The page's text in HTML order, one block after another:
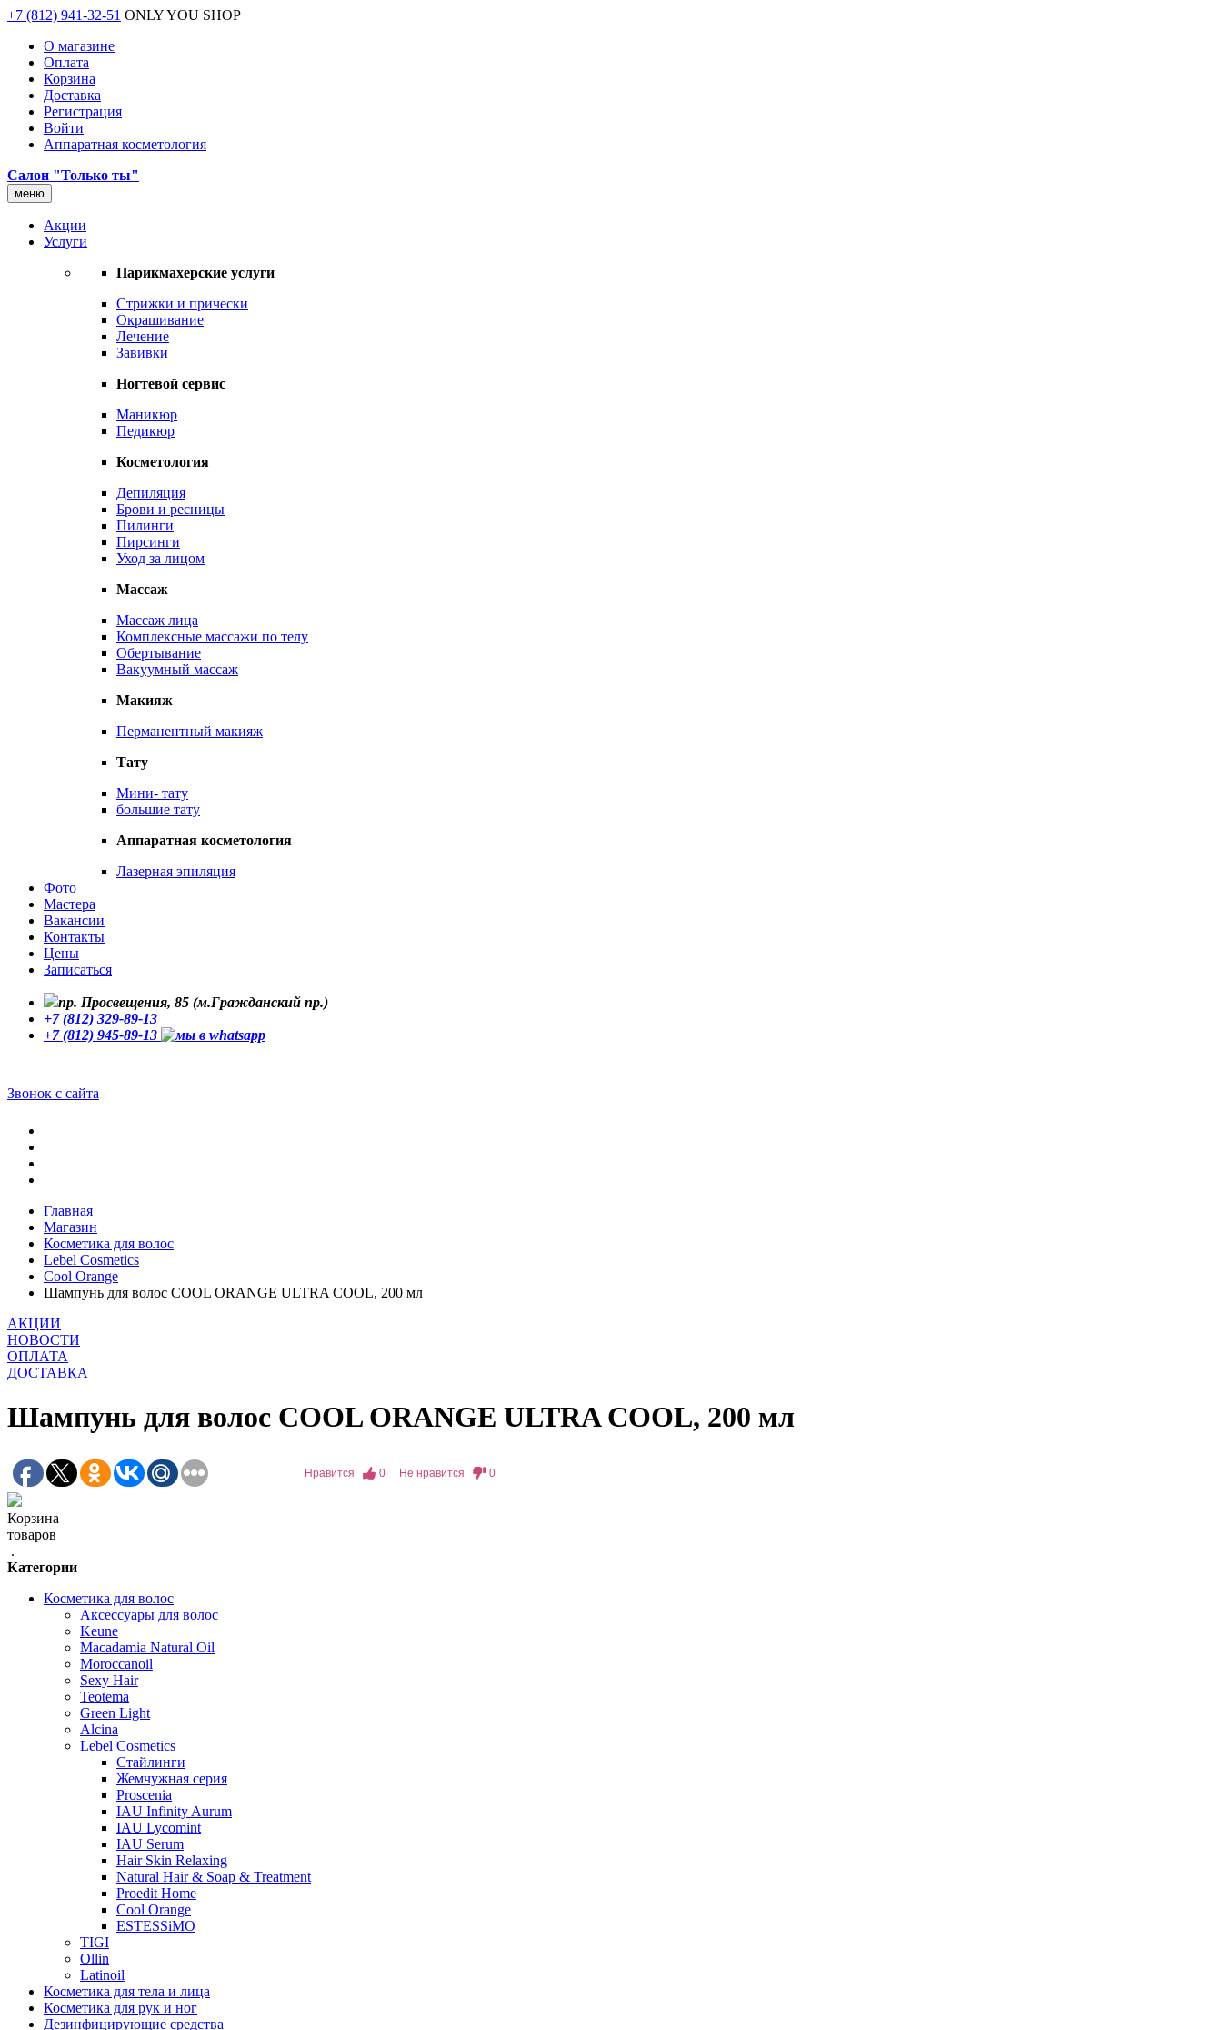
+7 (812) 941-32-51 ONLY YOU SHOP
О магазине
Оплата
Корзина
Доставка
Регистрация
Войти
Аппаратная косметология
Салон "Только ты"
меню
Акции
Услуги
Парикмахерские услуги
Стрижки и прически
Окрашивание
Лечение
Завивки
Ногтевой сервис
Маникюр
Педикюр
Косметология
Депиляция
Брови и ресницы
Пилинги
Пирсинги
Уход за лицом
Массаж
Массаж лица
Комплексные массажи по телу
Обертывание
Вакуумный массаж
Макияж
Перманентный макияж
Тату
Мини- тату
большие тату
Аппаратная косметология
Лазерная эпиляция
Фото
Мастера
Вакансии
Контакты
Цены
Записаться
пр. Просвещения, 85 (м.Гражданский пр.)
+7 (812) 329-89-13
+7 (812) 945-89-13
Звонок с сайта
Главная
Магазин
Косметика для волос
Lebel Cosmetics
Cool Orange
Шампунь для волос COOL ORANGE ULTRA COOL, 200 мл
АКЦИИ
НОВОСТИ
ОПЛАТА
ДОСТАВКА
Шампунь для волос COOL ORANGE ULTRA COOL, 200 мл
Нравится 0 Не нравится 0
Корзина
товаров
.
Категории
Косметика для волос
Аксессуары для волос
Keune
Macadamia Natural Oil
Moroccanoil
Sexy Hair
Teotema
Green Light
Alcina
Lebel Cosmetics
Стайлинги
Жемчужная серия
Proscenia
IAU Infinity Aurum
IAU Lycomint
IAU Serum
Hair Skin Relaxing
Natural Hair & Soap & Treatment
Proedit Home
Cool Orange
ESTESSiMO
TIGI
Ollin
Latinoil
Косметика для тела и лица
Косметика для рук и ног
Дезинфицирующие средства